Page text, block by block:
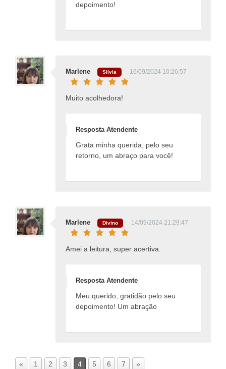
depoimento!
Marlene Silvia 16/09/2024 10:26:57
Muito acolhedora!
Resposta Atendente
Grata minha querida, pelo seu
retorno, um abraço para você!
Marlene Divino 14/09/2024 21:29:47
Amei a leitura, super acertiva.
Resposta Atendente
Meu querido, gratidão pelo seu
depoimento! Um abração
« 1 2 3 4 5 6 7 »